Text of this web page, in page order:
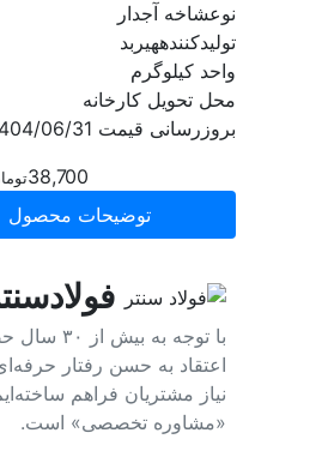
نوعشاخه آجدار
تولیدکنندههیربد
واحد کیلوگرم
محل تحویل کارخانه
بروزرسانی قیمت 06/31
38,700
توضیحات محصول
با
اعتقاد به حسن رفتار
نیاز مشتریان فراهم
«مشاوره تخصصی» است.